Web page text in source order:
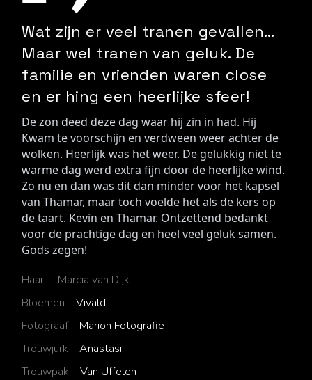
Wat zijn er veel tranen gevallen…
Maar wel tranen van geluk. De
familie en vrienden waren close
en er hing een heerlijke sfeer!
De zon deed deze dag waar hij zin in had. Hij
Kwam te voorschijn en verdween weer achter de
wolken. Heerlijk was het weer. De gelukkig niet te
warme dag werd extra fijn door de heerlijke wind.
Zo nu en dan was dit dan minder voor het kapsel
van Thamar, maar toch voelde het als de kers op
de taart. Kevin en Thamar. Ontzettend bedankt
voor de prachtige dag en heel veel geluk samen.
Gods zegen!
Haar – Marcia van Dijk
Bloemen –Vivaldi
Fotograaf – Marion Fotografie
Trouwjurk –Anastasi
Trouwpak –Van Uffelen